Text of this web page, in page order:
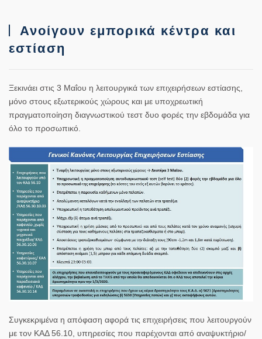
Ανοίγουν εμπορικά κέντρα και
εστίαση
Ξεκινάει στις 3 Μαΐου η λειτουργικά των επιχειρήσεων εστίασης,
μόνο στους εξωτερικούς χώρους και με υποχρεωτική
πραγματοποίηση διαγνωστικού τεστ δυο φορές την εβδομάδα για
όλο το προσωπικό.
Συγκεκριμένα η απόφαση αφορά τις επιχειρήσεις που λειτουργούν
με τον ΚΑΔ 56.10, υπηρεσίες που παρέχονται από αναψυκτήριο/